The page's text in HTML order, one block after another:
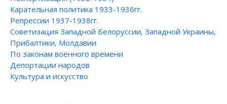
Карательная политика 1933-1936гг.
Репрессии 1937-1938гг.
Советизация Западной Белоруссии, Западной Украины,
Прибалтики, Молдавии
По законам военного времени
Депортации народов
Культура и искусство